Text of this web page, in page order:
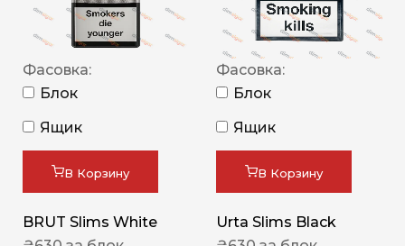
Фасовка:
Блок
Ящик
В Корзину
BRUT Slims White
Фасовка:
Блок
Ящик
В Корзину
Urta Slims Black